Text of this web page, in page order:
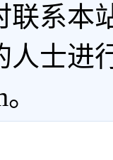
联系本
人士进